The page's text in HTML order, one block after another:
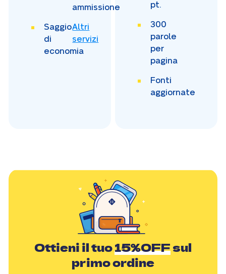
ammissione
Saggio
di
economia
Altri
servizi
pt.
300
parole
per
pagina
Fonti
aggiornate
Ottieni il tuo15%OFFsul
primo ordine